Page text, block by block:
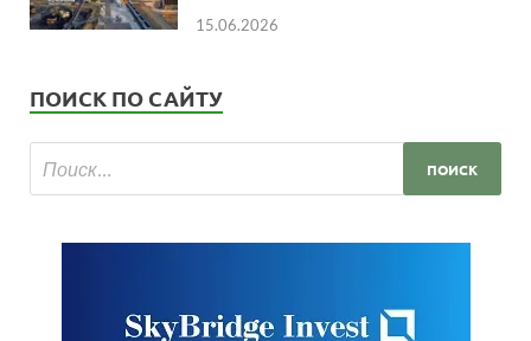
15.06.2026
ПОИСК ПО САЙТУ